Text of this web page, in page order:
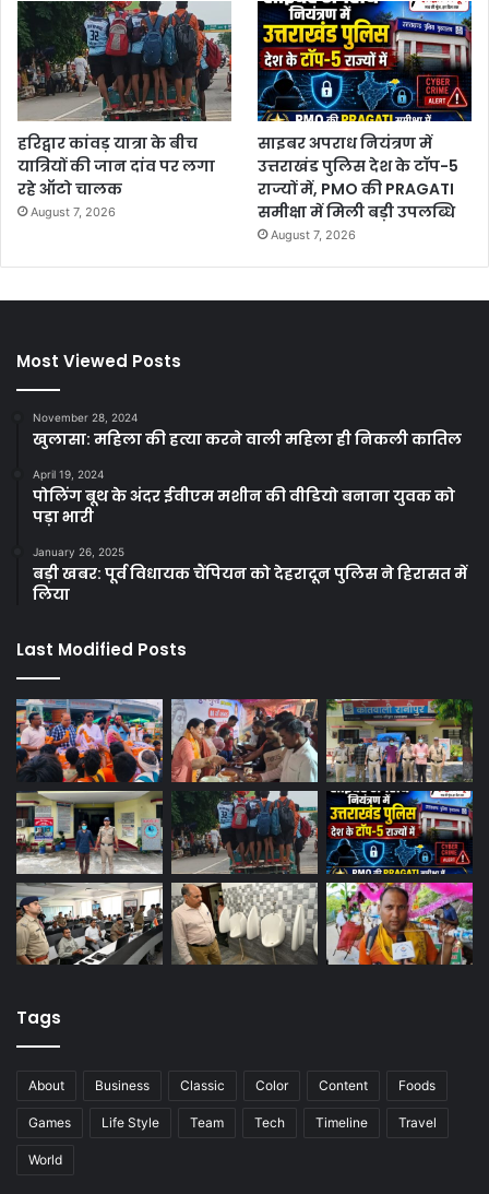
हरिद्वार कांवड़ यात्रा के बीच
यात्रियों की जान दांव पर लगा
रहे ऑटो चालक
August 7, 2026
साइबर अपराध नियंत्रण में
उत्तराखंड पुलिस देश के टॉप-5
राज्यों में, PMO की PRAGATI
समीक्षा में मिली बड़ी उपलब्धि
August 7, 2026
Most Viewed Posts
November 28, 2024
खुलासा: महिला की हत्या करने वाली महिला ही निकली कातिल
April 19, 2024
पोलिंग बूथ के अंदर ईवीएम मशीन की वीडियो बनाना युवक को
पड़ा भारी
January 26, 2025
बड़ी खबर: पूर्व विधायक चैंपियन को देहरादून पुलिस ने हिरासत में
लिया
Last Modified Posts
Tags
About Business Classic Color Content Foods
Games Life Style Team Tech Timeline Travel
World